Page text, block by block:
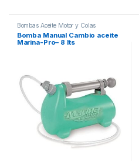
Bombas Aceite Motor y Colas
Bomba Manual Cambio aceite
Marina-Pro– 8 lts